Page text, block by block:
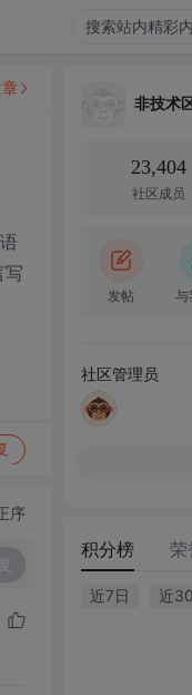
写
序
非技术
23,404
社区成员
发帖 与
社区管理员
积分榜 荣
近7日 近